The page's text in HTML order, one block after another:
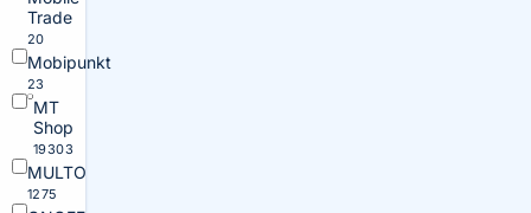
Trade
20
Mobipunkt
23
MT
Shop
19303
MULTO
1275